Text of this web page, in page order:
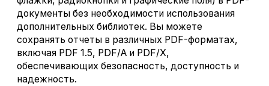
документы без необходимости использования
дополнительных библиотек. Вы можете
сохранять отчеты в различных PDF-форматах,
включая PDF 1.5, PDF/A и PDF/X,
обеспечивающих безопасность, доступность и
надежность.